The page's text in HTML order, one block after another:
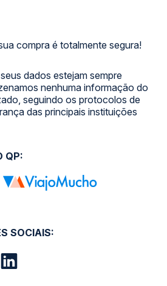
compra é totalmente segura!
dados estejam sempre
nenhuma informação do
seguindo os protocolos de
das principais instituições
SOCIAIS:
QP: